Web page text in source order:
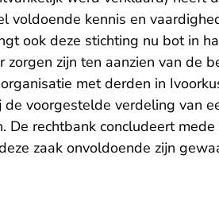
voldoende kennis en
ook deze stichting nu bot in
zijn ten aanzien van de
met derden in
voorgestelde verdeling van
rechtbank concludeert
zaak onvoldoende zijn